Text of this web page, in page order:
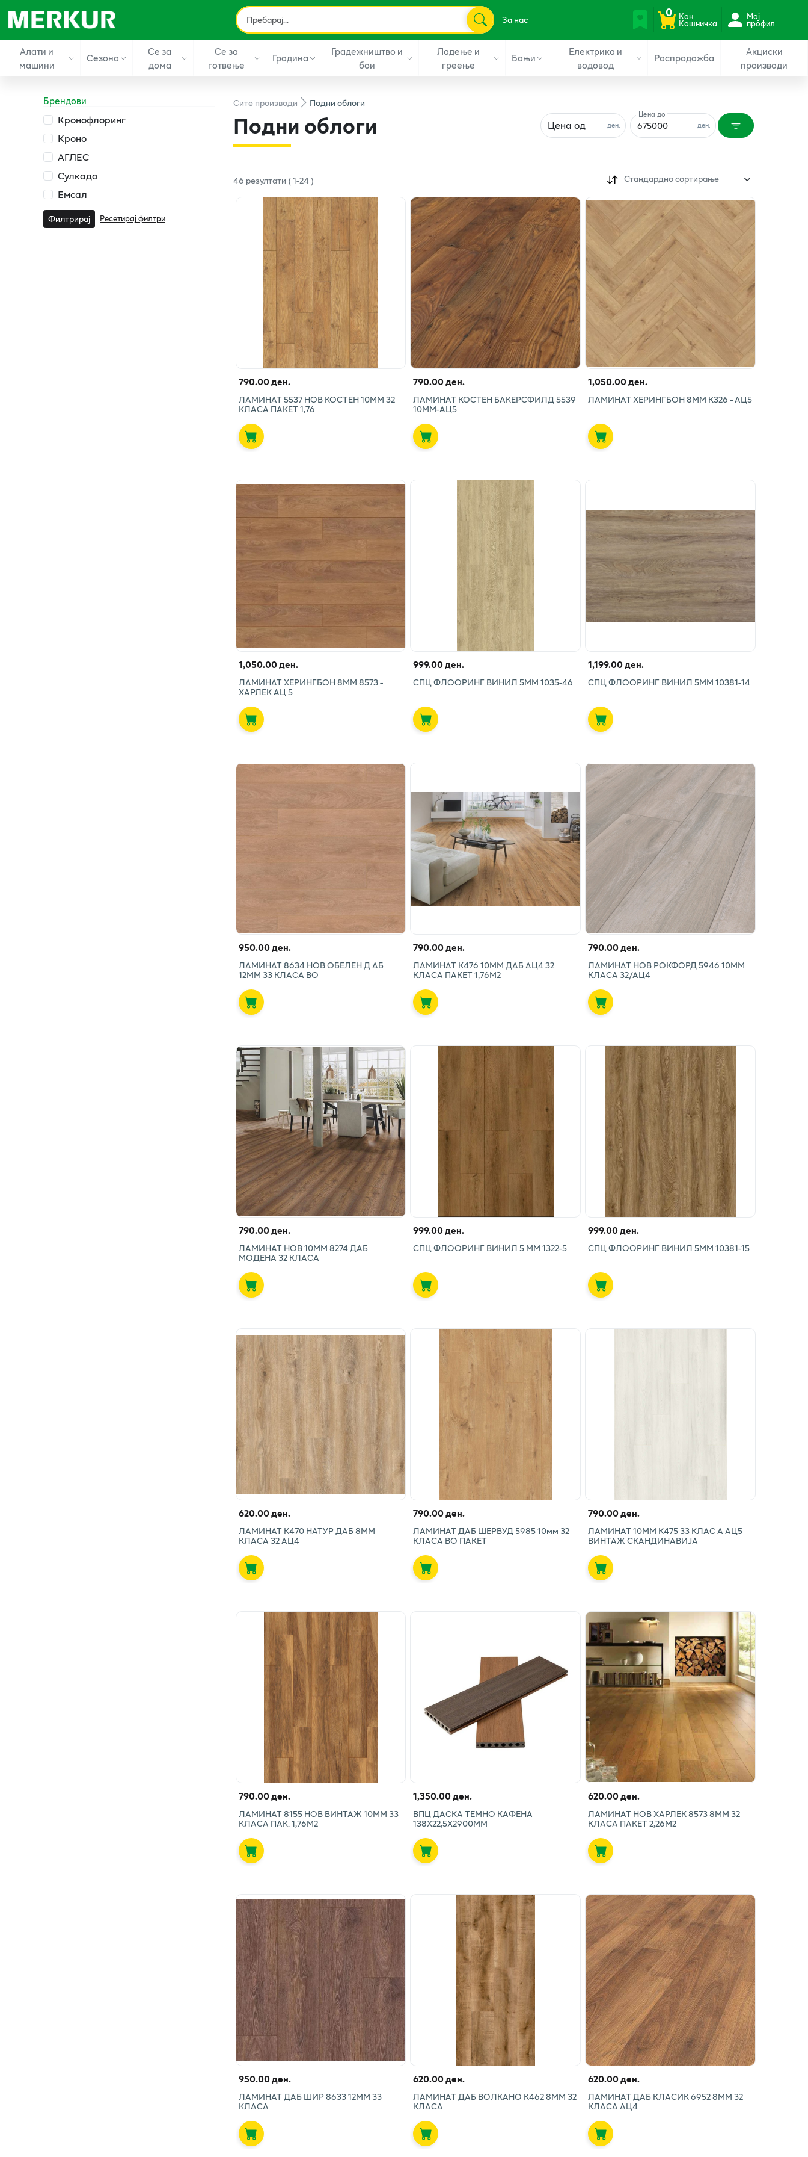
За нас 0 Кон
Кошничка
Мој
профил
Алати и
машини
Сезона
Се за
дома
Се за
готвење
Градина
Градежништво и
бои
Ладење и
греење
Бањи
Електрика и
водовод
Распродажба
Акциски
производи
Брендови
Кронофлоринг
Кроно
АГЛЕС
Сулкадо
Емсал
Филтрирај Ресетирај филтри
Ситепроизводи Подни облоги
Подни облоги ден.
Цена од ден.
Цена до
46 резултати (1-24) Стандардно сортирање
790.00 ден.
ЛАМИНАТ 5537 НОВ КОСТЕН 10ММ 32
КЛАСА ПАКЕТ 1,76
790.00 ден.
ЛАМИНАТ КОСТЕН БАКЕРСФИЛД 5539
10ММ-АЦ5
1,050.00 ден.
ЛАМИНАТ ХЕРИНГБОН 8ММ К326 - АЦ5
1,050.00 ден.
ЛАМИНАТ ХЕРИНГБОН 8ММ 8573 -
ХАРЛЕК АЦ 5
999.00 ден.
СПЦ ФЛООРИНГ ВИНИЛ 5ММ 1035-46
1,199.00 ден.
СПЦ ФЛООРИНГ ВИНИЛ 5ММ 10381-14
950.00 ден.
ЛАМИНАТ 8634 НОВ ОБЕЛЕН Д АБ
12ММ 33 КЛАСА ВО
790.00 ден.
ЛАМИНАТ К476 10ММ ДАБ АЦ4 32
КЛАСА ПАКЕТ 1,76М2
790.00 ден.
ЛАМИНАТ НОВ РОКФОРД 5946 10ММ
КЛАСА 32/АЦ4
790.00 ден.
ЛАМИНАТ НОВ 10ММ 8274 ДАБ
МОДЕНА 32 КЛАСА
999.00 ден.
СПЦ ФЛООРИНГ ВИНИЛ 5 ММ 1322-5
999.00 ден.
СПЦ ФЛООРИНГ ВИНИЛ 5ММ 10381-15
620.00 ден.
ЛАМИНАТ К470 НАТУР ДАБ 8ММ
КЛАСА 32 АЦ4
790.00 ден.
ЛАМИНАТ ДАБ ШЕРВУД 5985 10мм 32
КЛАСА ВО ПАКЕТ
790.00 ден.
ЛАМИНАТ 10ММ К475 33 КЛАС А АЦ5
ВИНТАЖ СКАНДИНАВИЈА
790.00 ден.
ЛАМИНАТ 8155 НОВ ВИНТАЖ 10ММ 33
КЛАСА ПАК. 1,76М2
1,350.00 ден.
ВПЦ ДАСКА ТЕМНО КАФЕНА
138Х22,5Х2900ММ
620.00 ден.
ЛАМИНАТ НОВ ХАРЛЕК 8573 8ММ 32
КЛАСА ПАКЕТ 2,26М2
950.00 ден.
ЛАМИНАТ ДАБ ШИР 8633 12ММ 33
КЛАСА
620.00 ден.
ЛАМИНАТ ДАБ ВОЛКАНО К462 8ММ 32
КЛАСА
620.00 ден.
ЛАМИНАТ ДАБ КЛАСИК 6952 8ММ 32
КЛАСА АЦ4